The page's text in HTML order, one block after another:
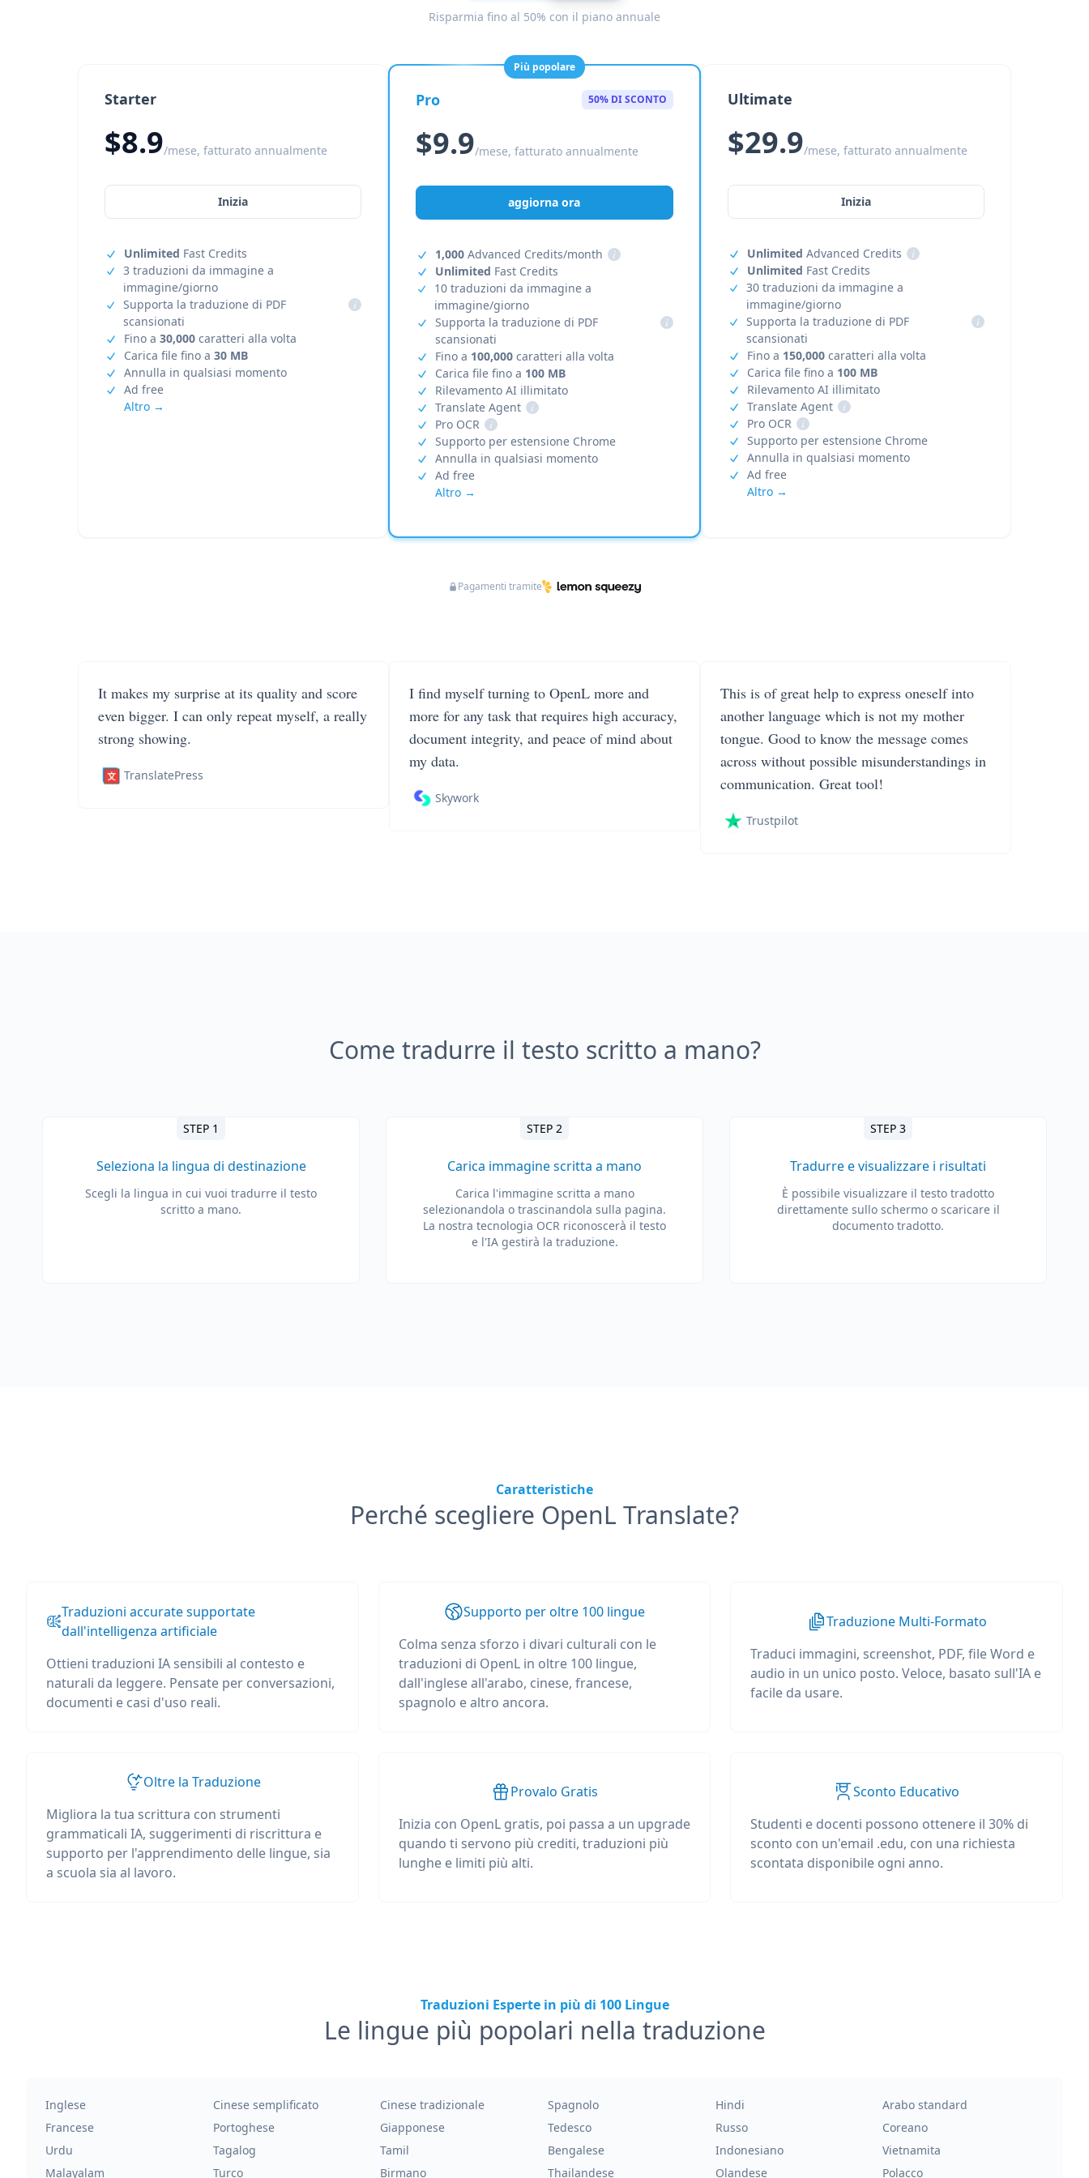
Risparmia fino al 50% con il piano annuale
Starter
$8.9/mese, fatturato annualmente
Inizia
Unlimited Fast Credits
3 traduzioni da immagine a
immagine/giorno
Supporta la traduzione di PDF
scansionati
i
Fino a 30,000 caratteri alla volta
Carica file fino a 30 MB
Annulla in qualsiasi momento
Ad free
Altro →
Più popolare
Pro 50% DI SCONTO
$9.9/mese, fatturato annualmente
aggiorna ora
1,000 Advanced Credits/month
i
Unlimited Fast Credits
10 traduzioni da immagine a
immagine/giorno
Supporta la traduzione di PDF
scansionati
i
Fino a 100,000 caratteri alla volta
Carica file fino a 100 MB
Rilevamento AI illimitato
Translate Agent
i
Pro OCR
i
Supporto per estensione Chrome
Annulla in qualsiasi momento
Ad free
Altro →
Ultimate
$29.9/mese, fatturato annualmente
Inizia
Unlimited Advanced Credits
i
Unlimited Fast Credits
30 traduzioni da immagine a
immagine/giorno
Supporta la traduzione di PDF
scansionati
i
Fino a 150,000caratteri alla volta
Carica file fino a 100 MB
Rilevamento AI illimitato
Translate Agent
i
Pro OCR
i
Supporto per estensione Chrome
Annulla in qualsiasi momento
Ad free
Altro →
Pagamenti tramite
It makes my surprise at its quality and score
even bigger. I can only repeat myself, a really
strong showing.
TranslatePress
I find myself turning to OpenL more and
more for any task that requires high accuracy,
document integrity, and peace of mind about
my data.
Skywork
This is of great help to express oneself into
another language which is not my mother
tongue. Good to know the message comes
across without possible misunderstandings in
communication. Great tool!
Trustpilot
Come tradurre il testo scritto a mano?
STEP 1
Seleziona la lingua di destinazione
Scegli la lingua in cui vuoi tradurre il testo
scritto a mano.
STEP 2
Carica immagine scritta a mano
Carica l'immagine scritta a mano
selezionandola o trascinandola sulla pagina.
La nostra tecnologia OCR riconoscerà il testo
e l'IA gestirà la traduzione.
STEP 3
Tradurre e visualizzare i risultati
È possibile visualizzare il testo tradotto
direttamente sullo schermo o scaricare il
documento tradotto.
Caratteristiche
Perché scegliere OpenL Translate?
Traduzioni accurate supportate
dall'intelligenza artificiale
Ottieni traduzioni IA sensibili al contesto e
naturali da leggere. Pensate per conversazioni,
documenti e casi d'uso reali.
Supporto per oltre 100 lingue
Colma senza sforzo i divari culturali con le
traduzioni di OpenL in oltre 100 lingue,
dall'inglese all'arabo, cinese, francese,
spagnolo e altro ancora.
Traduzione Multi-Formato
Traduci immagini, screenshot, PDF, file Word e
audio in un unico posto. Veloce, basato sull'IA e
facile da usare.
Oltre la Traduzione
Migliora la tua scrittura con strumenti
grammaticali IA, suggerimenti di riscrittura e
supporto per l'apprendimento delle lingue, sia
a scuola sia al lavoro.
Provalo Gratis
Inizia con OpenL gratis, poi passa a un upgrade
quando ti servono più crediti, traduzioni più
lunghe e limiti più alti.
Sconto Educativo
Studenti e docenti possono ottenere il 30% di
sconto con un'email .edu, con una richiesta
scontata disponibile ogni anno.
Traduzioni Esperte in più di 100 Lingue
Le lingue più popolari nella traduzione
Inglese Cinese semplificato Cinese tradizionale Spagnolo Hindi
Arabo standard
Francese
Portoghese Giapponese Tedesco Russo
Coreano
Urdu
Tagalog Tamil Bengalese Indonesiano
Vietnamita
Malayalam
Turco Birmano Thailandese Olandese Polacco